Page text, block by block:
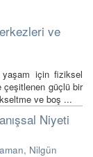
ve
yaşam için fiziksel
çeşitlenen güçlü bir
ve boş ...
Niyeti
Nilgün